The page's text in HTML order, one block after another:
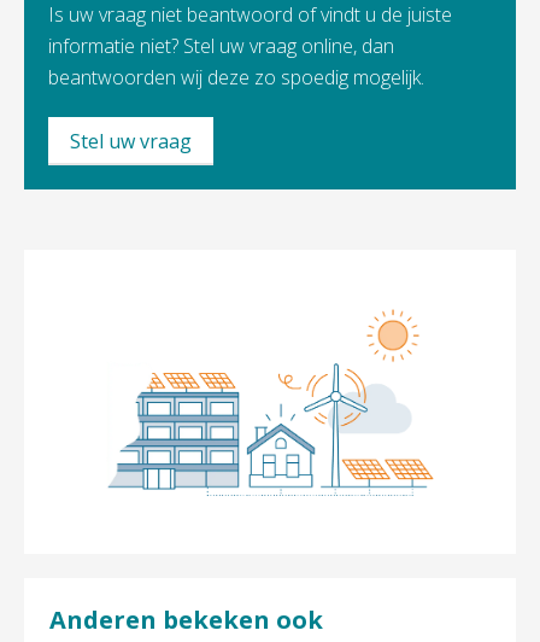
Is uw vraag niet beantwoord of vindt u de juiste
informatie niet? Stel uw vraag online, dan
beantwoorden wij deze zo spoedig mogelijk.
Stel uw vraag
Anderen bekeken ook